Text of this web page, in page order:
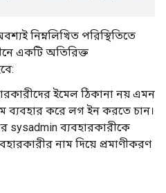
নিম্নলিখিত পরিস্থিতিতে
একটি অতিরিক্ত
ইমেল ঠিকানা নয় এমন
ব্যবহার করে লগ ইন করতে চান।
sysadmin ব্যবহারকারীকে
নাম দিয়ে প্রমাণীকরণ